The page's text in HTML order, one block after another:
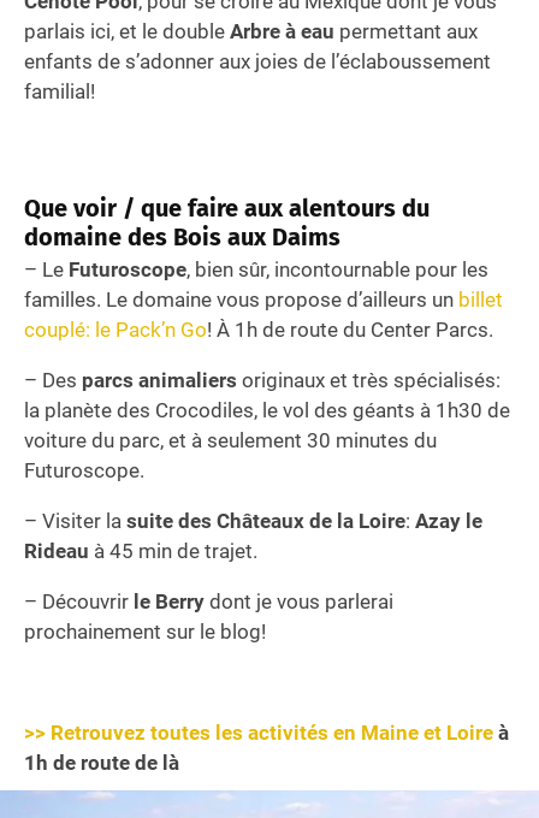
parlais ici, et le double Arbre à eau permettant aux
enfants de s’adonner aux joies de l’éclaboussement
familial!
Que voir / que faire aux alentours du
domaine des Bois aux Daims
– Le Futuroscope, bien sûr, incontournable pour les
familles. Le domaine vous propose d’ailleurs un billet
couplé: le Pack’n Go! À 1h de route du Center Parcs.
– Des parcs animaliers originaux et très spécialisés:
la planète des Crocodiles, le vol des géants à 1h30 de
voiture du parc, et à seulement 30 minutes du
Futuroscope.
– Visiter la suite des Châteaux de la Loire: Azay le
Rideau à 45 min de trajet.
– Découvrir le Berry dont je vous parlerai
prochainement sur le blog!
>> Retrouvez toutes les activités en Maine et Loire à
1h de route de là